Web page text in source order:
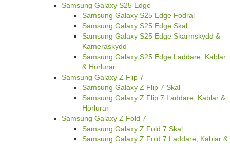
Samsung Galaxy S25 Edge
Samsung Galaxy S25 Edge Fodral
Samsung Galaxy S25 Edge Skal
Samsung Galaxy S25 Edge Skärmskydd &
Kameraskydd
Samsung Galaxy S25 Edge Laddare, Kablar
& Hörlurar
Samsung Galaxy Z Flip 7
Samsung Galaxy Z Flip 7 Skal
Samsung Galaxy Z Flip 7 Laddare, Kablar &
Hörlurar
Samsung Galaxy Z Fold 7
Samsung Galaxy Z Fold 7 Skal
Samsung Galaxy Z Fold 7 Laddare, Kablar &